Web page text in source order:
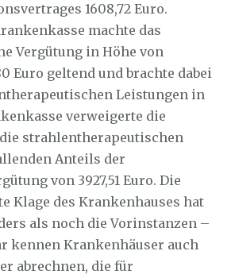
1608,72 Euro.
machte das
Vergütung in Höhe von
Euro geltend und brachte dabei
Leistungen in
verweigerte die
strahlentherapeutischen
Anteils der
von 3927,51 Euro. Die
Klage des Krankenhauses hat
als noch die Vorinstanzen –
kennen Krankenhäuser auch
abrechnen, die für